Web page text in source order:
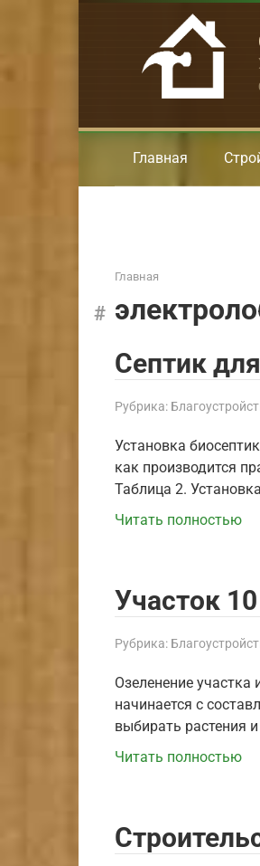
Главная
Главная
Септик
Рубрика:
Установка
как производится
Таблица 2.
Читать полностью
Участок
Рубрика:
Озеленение
начинается с
выбирать растения
Читать полностью